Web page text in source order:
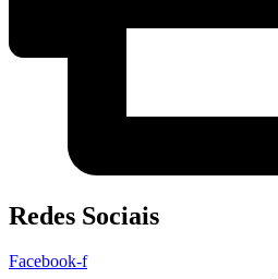
Redes Sociais
Facebook-f